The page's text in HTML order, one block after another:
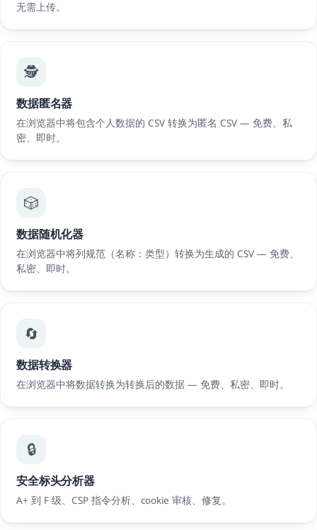
无需上传。
🕵️
数据匿名器
在浏览器中将包含个人数据的 CSV 转换为匿名 CSV — 免费、私
密、即时。
🎲
数据随机化器
在浏览器中将列规范（名称：类型）转换为生成的 CSV — 免费、
私密、即时。
🔄
数据转换器
在浏览器中将数据转换为转换后的数据 — 免费、私密、即时。
🔒
安全标头分析器
A+ 到 F 级、CSP 指令分析、cookie 审核、修复。